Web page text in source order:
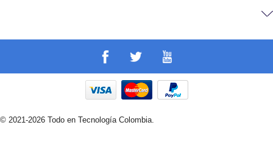
© 2021-2026 Todo en Tecnología Colombia.